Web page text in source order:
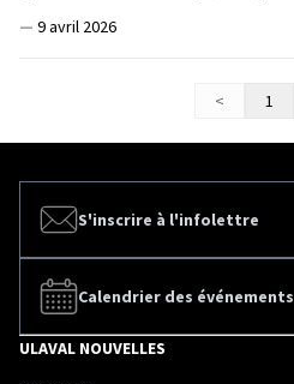
— 9 avril 2026
< 1
S'inscrire à l'infolettre
Calendrier des événements
ULAVAL NOUVELLES